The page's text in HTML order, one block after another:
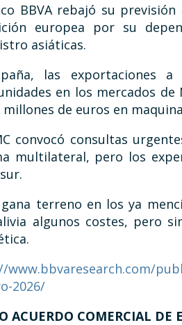
BBVA rebajó su
europea por su
asiáticas.
las exportaciones
en los mercados de
millones de euros en
convocó consultas
multilateral, pero los
terreno en los ya
algunos costes, pero
www.bbvaresearch.com/
2026/
ACUERDO COMERCIAL DE